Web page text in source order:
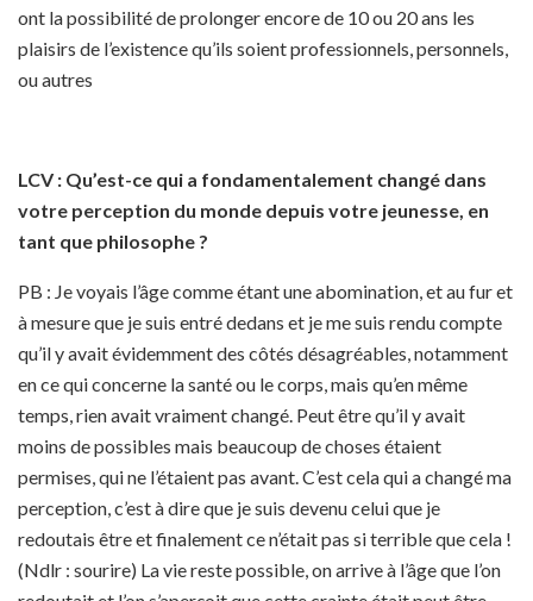
ont la possibilité de prolonger encore de 10 ou 20 ans les
plaisirs de l’existence qu’ils soient professionnels, personnels,
ou autres
LCV : Qu’est-ce qui a fondamentalement changé dans
votre perception du monde depuis votre jeunesse, en
tant que philosophe ?
PB : Je voyais l’âge comme étant une abomination, et au fur et
à mesure que je suis entré dedans et je me suis rendu compte
qu’il y avait évidemment des côtés désagréables, notamment
en ce qui concerne la santé ou le corps, mais qu’en même
temps, rien avait vraiment changé. Peut être qu’il y avait
moins de possibles mais beaucoup de choses étaient
permises, qui ne l’étaient pas avant. C’est cela qui a changé ma
perception, c’est à dire que je suis devenu celui que je
redoutais être et finalement ce n’était pas si terrible que cela !
(Ndlr : sourire) La vie reste possible, on arrive à l’âge que l’on